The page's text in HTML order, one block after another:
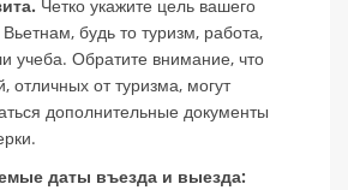
Четко укажите цель вашего
Вьетнам, будь то туризм, работа,
учеба. Обратите внимание, что
отличных от туризма, могут
дополнительные документы
даты въезда и выезда: